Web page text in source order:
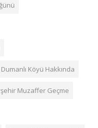
Köyü Hakkında
Muzaffer Geçme